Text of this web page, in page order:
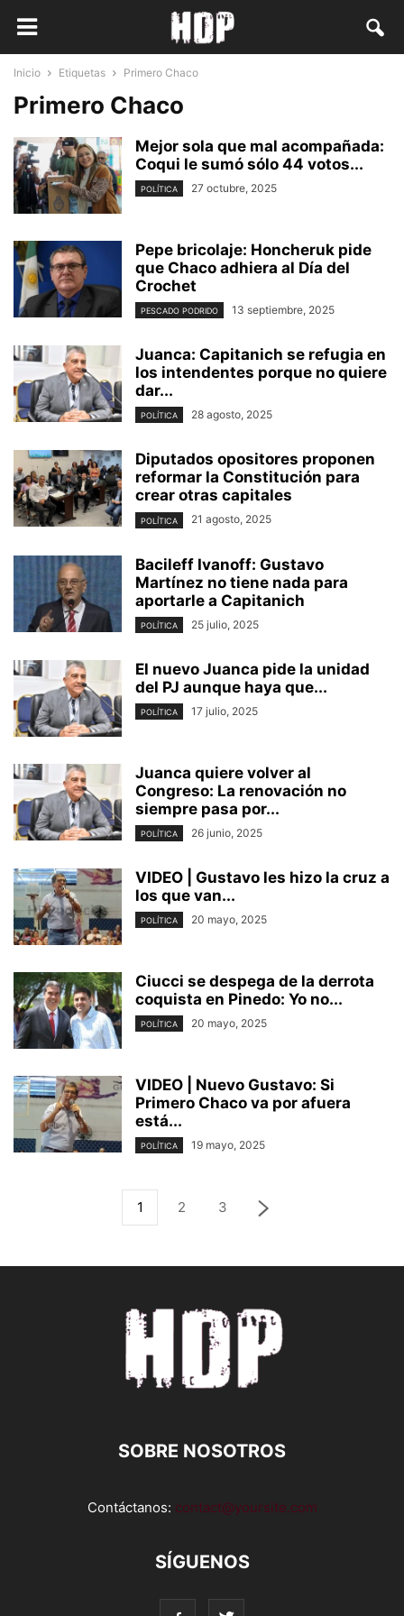
Inicio Etiquetas Primero Chaco
Primero Chaco
Mejor sola que mal acompañada:
Coqui le sumó sólo 44 votos...
POLÍTICA 27 octubre, 2025
Pepe bricolaje: Honcheruk pide
que Chaco adhiera al Día del
Crochet
PESCADO PODRIDO 13 septiembre, 2025
Juanca: Capitanich se refugia en
los intendentes porque no quiere
dar...
POLÍTICA 28 agosto, 2025
Diputados opositores proponen
reformar la Constitución para
crear otras capitales
POLÍTICA 21 agosto, 2025
Bacileff Ivanoff: Gustavo
Martínez no tiene nada para
aportarle a Capitanich
POLÍTICA 25 julio, 2025
El nuevo Juanca pide la unidad
del PJ aunque haya que...
POLÍTICA 17 julio, 2025
Juanca quiere volver al
Congreso: La renovación no
siempre pasa por...
POLÍTICA 26 junio, 2025
VIDEO | Gustavo les hizo la cruz a
los que van...
POLÍTICA 20 mayo, 2025
Ciucci se despega de la derrota
coquista en Pinedo: Yo no...
POLÍTICA 20 mayo, 2025
VIDEO | Nuevo Gustavo: Si
Primero Chaco va por afuera
está...
POLÍTICA 19 mayo, 2025
1 2 3
SOBRE NOSOTROS
Contáctanos: contact@yoursite.com
SÍGUENOS